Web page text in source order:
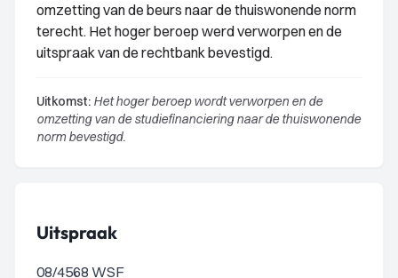
omzetting van de beurs naar de thuiswonende norm
terecht. Het hoger beroep werd verworpen en de
uitspraak van de rechtbank bevestigd.
Uitkomst: Het hoger beroep wordt verworpen en de
omzetting van de studiefinanciering naar de thuiswonende
norm bevestigd.
Uitspraak
08/4568 WSF